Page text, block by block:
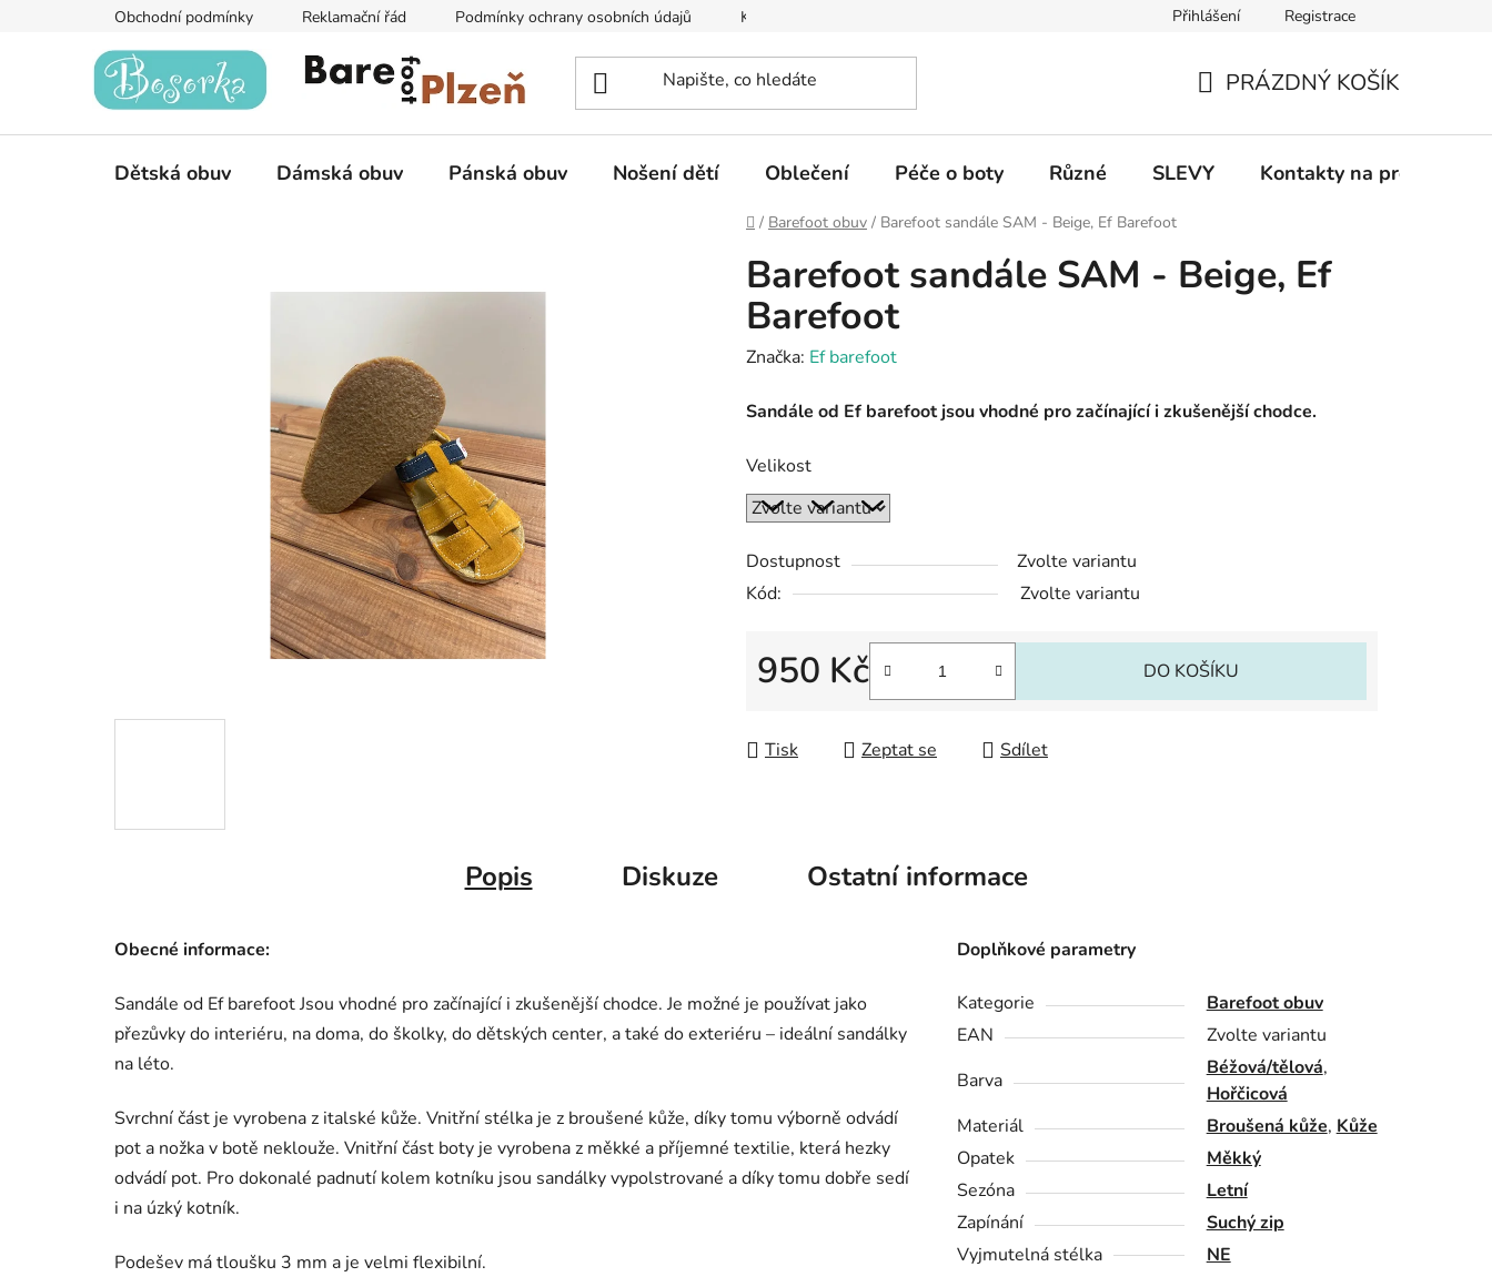
Obchodní podmínky Reklamační řád Podmínky ochrany osobních údajů Kontakty na prodejny Informace k on-line platbám Odstoupení od
Přihlášení Registrace
KOŠÍK
PRÁZDNÝ KOŠÍK
Dětská obuv Dámská obuv Pánská obuv Nošení dětí Oblečení Péče o boty Různé SLEVY Kontakty na prodejny
Domů
/ Barefoot obuv / Barefoot sandále SAM - Beige, Ef Barefoot
Barefoot sandále SAM - Beige, Ef
Barefoot
Značka: Ef barefoot
Sandále od Ef barefoot jsou vhodné pro začínající i zkušenější chodce.
Velikost
Dostupnost
Zvolte variantu
Kód:
Zvolte variantu
950 Kč DO KOŠÍKU
Tisk Zeptat se Sdílet
Popis Diskuze Ostatní informace
Obecné informace:
Sandále od Ef barefoot Jsou vhodné pro začínající i zkušenější chodce. Je možné je používat jako
přezůvky do interiéru, na doma, do školky, do dětských center, a také do exteriéru – ideální sandálky
na léto.
Svrchní část je vyrobena z italské kůže. Vnitřní stélka je z broušené kůže, díky tomu výborně odvádí
pot a nožka v botě neklouže. Vnitřní část boty je vyrobena z měkké a příjemné textilie, která hezky
odvádí pot. Pro dokonalé padnutí kolem kotníku jsou sandálky vypolstrované a díky tomu dobře sedí
i na úzký kotník.
Podešev má tloušku 3 mm a je velmi flexibilní.
Doplňkové parametry
Kategorie
Barefoot obuv
EAN
Zvolte variantu
Barva
Béžová/tělová,
Hořčicová
Materiál
Broušená kůže, Kůže
Opatek
Měkký
Sezóna
Letní
Zapínání
Suchý zip
Vyjmutelná stélka
NE